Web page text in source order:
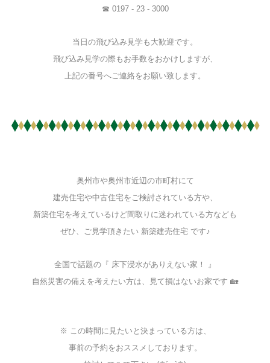
☎ 0197 - 23 - 3000
当日の飛び込み見学も大歓迎です。
飛び込み見学の際もお手数をおかけしますが、
上記の番号へご連絡をお願い致します。
奥州市や奥州市近辺の市町村にて
建売住宅や中古住宅をご検討されている方や、
新築住宅を考えているけど間取りに迷われている方なども
ぜひ、ご見学頂きたい 新築建売住宅 です♪
全国で話題の『 床下浸水がありえない家！ 』
自然災害の備えを考えたい方は、見て損はないお家です 🏡
※ この時間に見たいと決まっている方は、
事前の予約をおススメしております。